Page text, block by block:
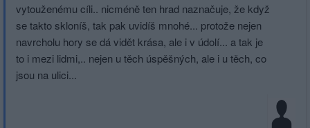
vytouženému cíli.. nicméně ten hrad naznačuje, že když
se takto skloníš, tak pak uvidíš mnohé... protože nejen
navrcholu hory se dá vidět krása, ale i v údolí... a tak je
to i mezi lidmi,.. nejen u těch úspěšných, ale i u těch, co
jsou na ulici...